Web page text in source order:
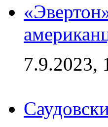
7.9.2023,